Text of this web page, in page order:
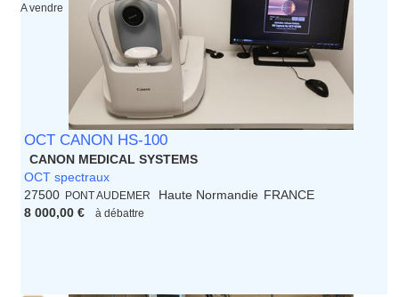
A vendre
OCT CANON HS-100
CANON MEDICAL SYSTEMS
OCT spectraux
27500 PONT AUDEMER Haute Normandie FRANCE
8 000,00 €
à débattre